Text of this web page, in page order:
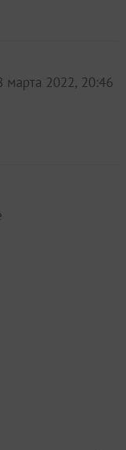
марта 2022, 20:46